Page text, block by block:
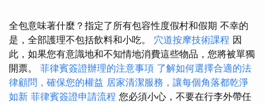
全包意味著什麼？指定了所有包容性度假村和假期 不幸的
是，全部護理不包括飲料和小吃。 穴道按摩技術課程 因
此，如果您有意識地和不知情地消費這些物品，您將被單獨
開票。 菲律賓簽證辦理的注意事項 了解如何選擇合適的法
律顧問，確保您的權益 居家清潔服務，讓每個角落都乾淨
如新 菲律賓簽證申請流程 您必須小心，不要在行李外帶任